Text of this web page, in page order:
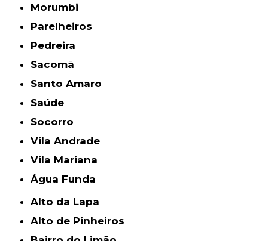
Morumbi
Parelheiros
Pedreira
Sacomã
Santo Amaro
Saúde
Socorro
Vila Andrade
Vila Mariana
Água Funda
Alto da Lapa
Alto de Pinheiros